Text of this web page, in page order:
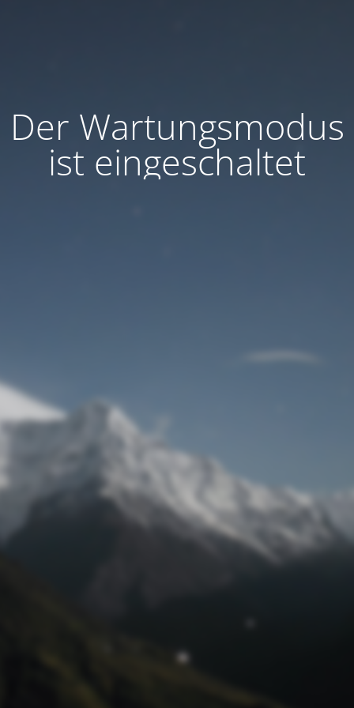
Der Wartungsmodus
ist eingeschaltet